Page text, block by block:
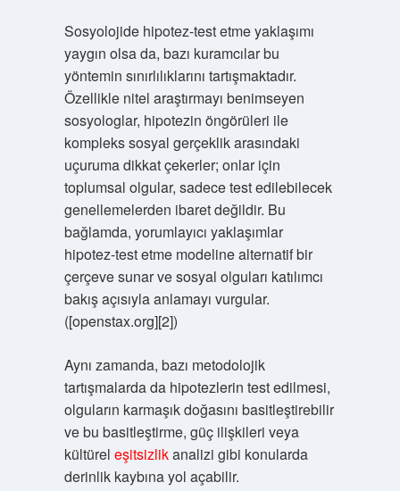
Sosyolojide hipotez-test etme yaklaşımı
yaygın olsa da, bazı kuramcılar bu
yöntemin sınırlılıklarını tartışmaktadır.
Özellikle nitel araştırmayı benimseyen
sosyologlar, hipotezin öngörüleri ile
kompleks sosyal gerçeklik arasındaki
uçuruma dikkat çekerler; onlar için
toplumsal olgular, sadece test edilebilecek
genellemelerden ibaret değildir. Bu
bağlamda, yorumlayıcı yaklaşımlar
hipotez-test etme modeline alternatif bir
çerçeve sunar ve sosyal olguları katılımcı
bakış açısıyla anlamayı vurgular.
([openstax.org][2])
Aynı zamanda, bazı metodolojik
tartışmalarda da hipotezlerin test edilmesi,
olguların karmaşık doğasını basitleştirebilir
ve bu basitleştirme, güç ilişkileri veya
kültürel eşitsizlikanalizi gibi konularda
derinlik kaybına yol açabilir.